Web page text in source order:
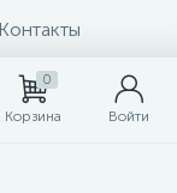
Контакты
0
Корзина Войти